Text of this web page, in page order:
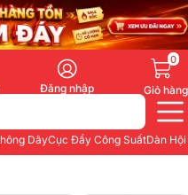
Đăng nhập
0
Giỏ hàng
DâyCục Đẩy Công SuấtDàn